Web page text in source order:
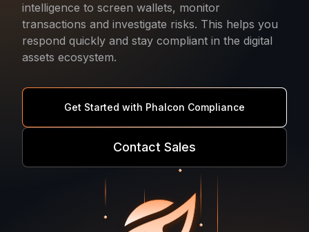
intelligence to screen wallets, monitor
transactions and investigate risks. This helps you
respond quickly and stay compliant in the digital
assets ecosystem.
Get Started with Phalcon Compliance
Contact Sales